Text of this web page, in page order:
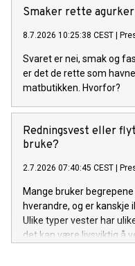
Smaker rette
8.7.2026 10:25:38 CEST
Svaret er nei, smak og
er det de rette som
matbutikken. Hvorfor?
Redningsvest eller
bruke?
2.7.2026 07:40:45 CEST
Mange bruker
hverandre, og er kanskje
Ulike typer vester har
det kan være livsviktig å